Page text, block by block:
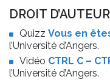
DROIT
Quizz Vous en
l’Université d’Angers.
Vidéo CTRL C –
l’Université d’Angers.